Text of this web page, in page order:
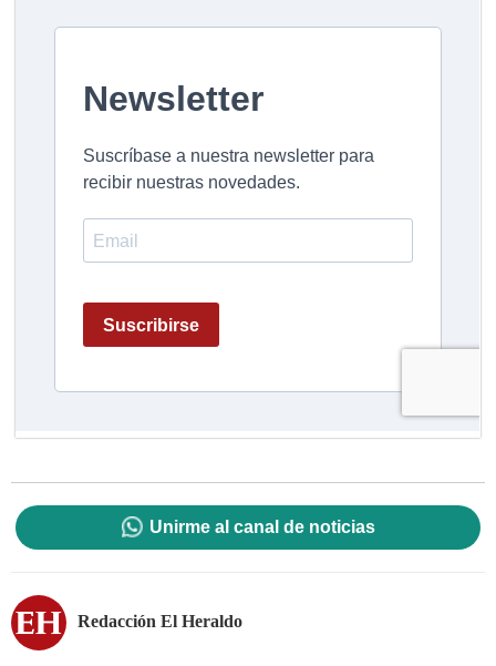
Unirme al canal de noticias
Redacción El Heraldo